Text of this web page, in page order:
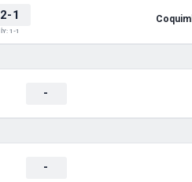
2-1
İY: 1-1
-
-